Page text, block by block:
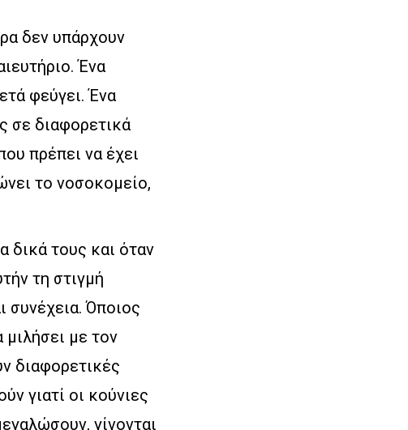
δεν υπάρχουν
Ένα
φεύγει. Ένα
σε διαφορετικά
πρέπει να έχει
το νοσοκομείο,
δικά τους και όταν
τη στιγμή
συνέχεια. Όποιος
μιλήσει με τον
διαφορετικές
γιατί οι κούνιες
γίνονται